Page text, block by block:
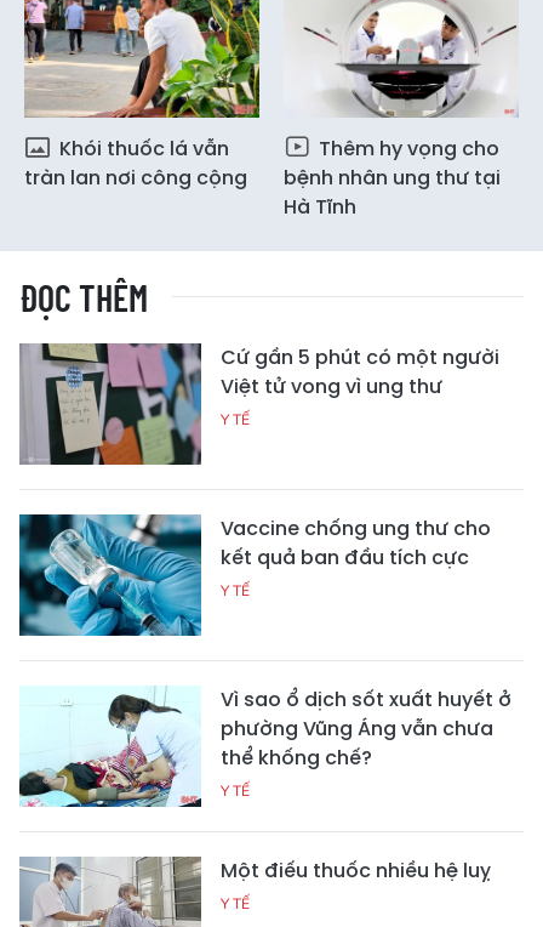
Khói thuốc lá vẫn
tràn lan nơi công cộng
Thêm hy vọng cho
bệnh nhân ung thư tại
Hà Tĩnh
ĐỌC THÊM
Cứ gần 5 phút có một người
Việt tử vong vì ung thư
Y TẾ
Vaccine chống ung thư cho
kết quả ban đầu tích cực
Y TẾ
Vì sao ổ dịch sốt xuất huyết ở
phường Vũng Áng vẫn chưa
thể khống chế?
Y TẾ
Một điếu thuốc nhiều hệ luỵ
Y TẾ